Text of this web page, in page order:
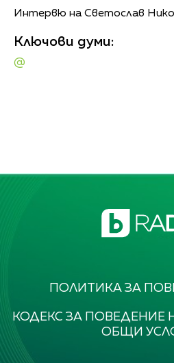
Интервю на Светослав
Ключови думи:
@
ПОЛИТИКА ЗА
КОДЕКС ЗА ПОВЕДЕНИЕ
ОБЩИ